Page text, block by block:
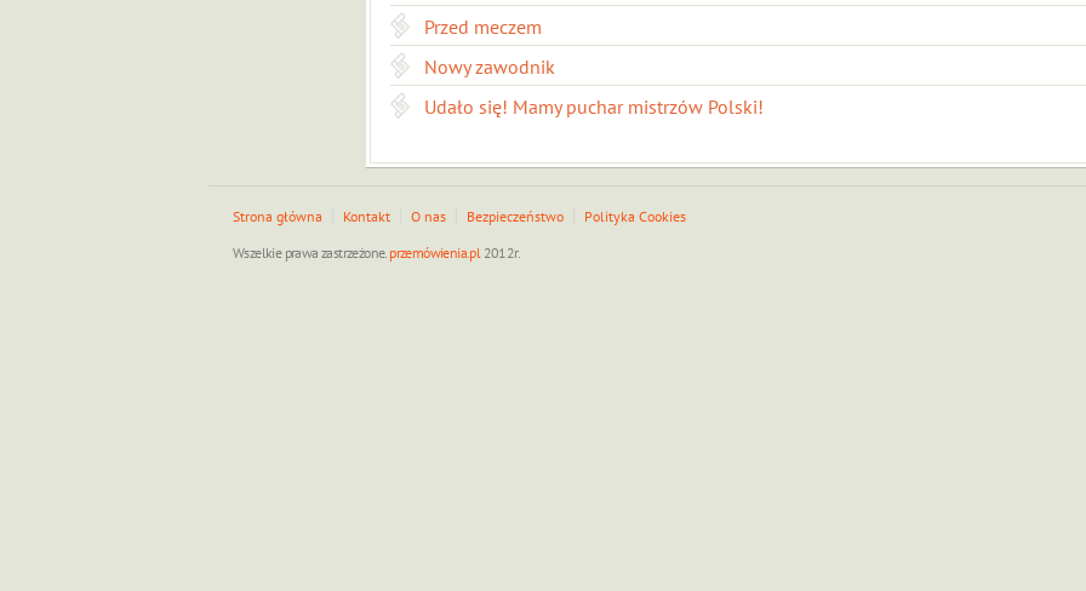
Przed meczem
Nowy zawodnik
Udało się! Mamy puchar mistrzów Polski!
Strona główna Kontakt O nas Bezpieczeństwo
Polityka Cookies
Wszelkie prawa zastrzeżone. przemówienia.pl2012r.